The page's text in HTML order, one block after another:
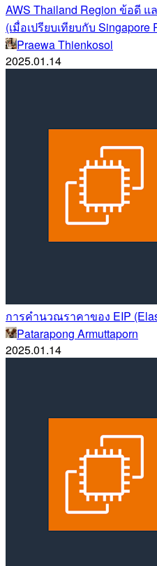
AWS Thailand Region ข้อดี
(เมื่อเปรียบเทียบกับ Singapore
Praewa Thienkosol
2025.01.14
การคำนวณราคาของ EIP
Patarapong Armuttaporn
2025.01.14